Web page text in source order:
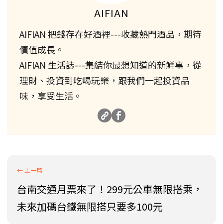
AIFIAN
AIFIAN 把錢存在好酒裡---收藏熱門酒品，期待
價值成長。
AIFIAN 生活誌---集結你最想知道的新鮮事，從
理財、投資到吃喝玩樂，跟我們一起投資品
味，享受生活。
台南交通月票來了！299元公車無限搭乘，
未來加碼台鐵無限搭只要多100元